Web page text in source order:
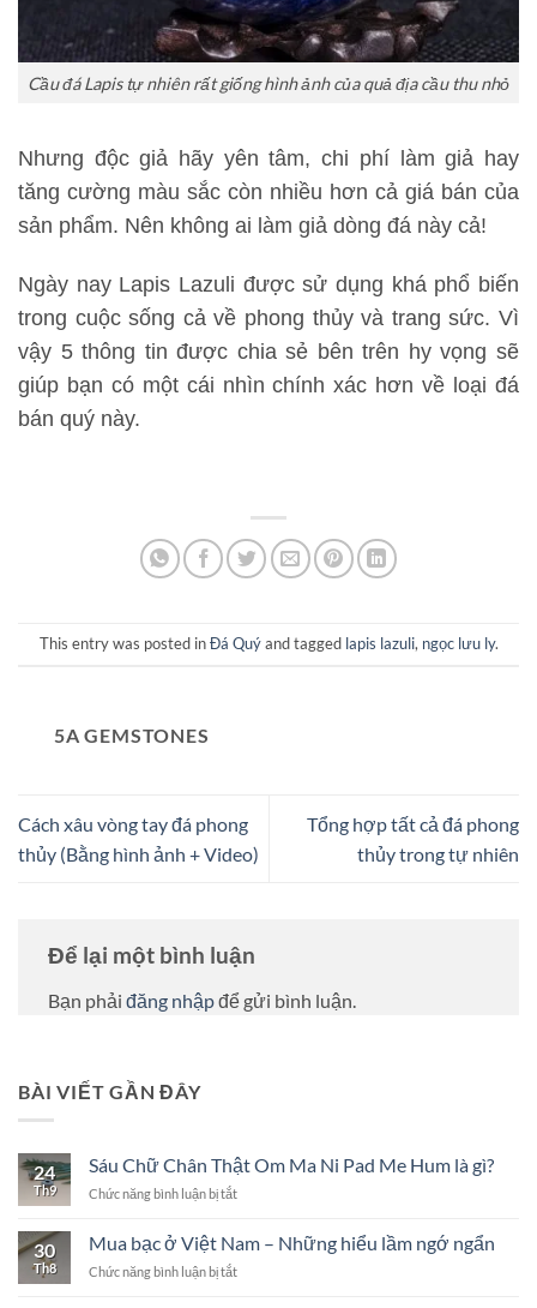
Cầu đá Lapis tự nhiên rất giống hình ảnh của quả địa cầu thu nhỏ
Nhưng độc giả hãy yên tâm, chi phí làm giả hay
tăng cường màu sắc còn nhiều hơn cả giá bán của
sản phẩm. Nên không ai làm giả dòng đá này cả!
Ngày nay Lapis Lazuli được sử dụng khá phổ biến
trong cuộc sống cả về phong thủy và trang sức. Vì
vậy 5 thông tin được chia sẻ bên trên hy vọng sẽ
giúp bạn có một cái nhìn chính xác hơn về loại đá
bán quý này.
This entry was posted inĐá Quýand tagged lapis lazuli, ngọc lưu ly.
5A GEMSTONES
Cách xâu vòng tay đá phong
thủy (Bằng hình ảnh + Video)
Tổng hợp tất cả đá phong
thủy trong tự nhiên
Để lại một bình luận
Bạn phải đăng nhậpđể gửi bình luận.
BÀI VIẾT GẦN ĐÂY
24
Th9
Sáu Chữ Chân Thật Om Ma Ni Pad Me Hum là gì?
Chức năng bình luận bị tắtở
Chân
Thật
30
Th8
Mua bạc ở Việt Nam – Những hiểu lầm ngớ ngẩn
Chức năng bình luận bị tắtở